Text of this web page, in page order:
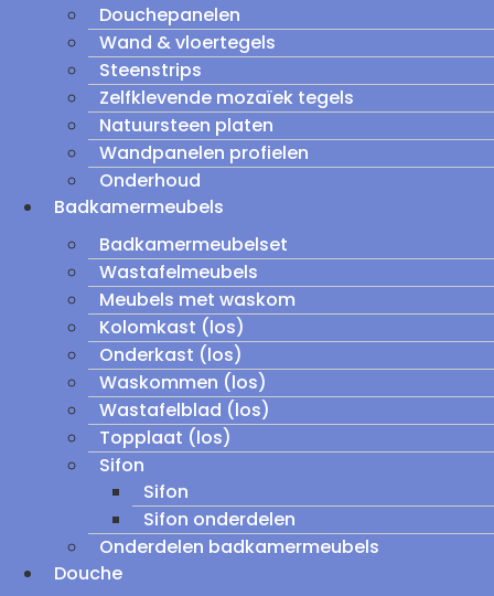
Douchepanelen
Wand & vloertegels
Steenstrips
Zelfklevende mozaïek tegels
Natuursteen platen
Wandpanelen profielen
Onderhoud
Badkamermeubels
Badkamermeubelset
Wastafelmeubels
Meubels met waskom
Kolomkast (los)
Onderkast (los)
Waskommen (los)
Wastafelblad (los)
Topplaat (los)
Sifon
Sifon
Sifon onderdelen
Onderdelen badkamermeubels
Douche